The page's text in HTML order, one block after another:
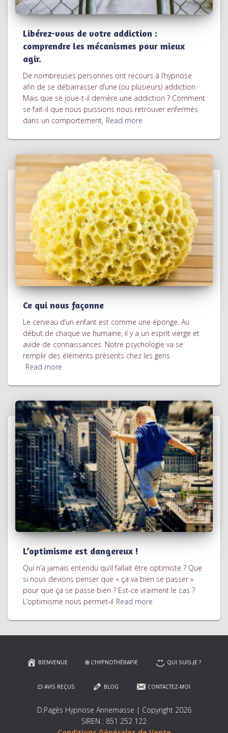
Libérez-vous de votre addiction :
comprendre les mécanismes pour mieux
agir.
De nombreuses personnes ont recours à l’hypnose
afin de se débarrasser d’une (ou plusieurs) addiction.
Mais que se joue-t-il derrière une addiction ? Comment
se fait-il que nous puissions nous retrouver enfermés
dans un comportement, Read more
Ce qui nous façonne
Le cerveau d’un enfant est comme une éponge. Au
début de chaque vie humaine, il y a un esprit vierge et
avide de connaissances. Notre psychologie va se
remplir des éléments présents chez les gens
Read more
L’optimisme est dangereux !
Qui n’a jamais entendu qu’il fallait être optimiste ? Que
si nous devions penser que « ça va bien se passer »
pour que ça se passe bien ? Est-ce vraiment le cas ?
L’optimisme nous permet-il Read more
BIENVENUE L’HYPNOTHÉRAPIE QUI SUIS-JE ?
AVIS REÇUS BLOG CONTACTEZ-MOI
D.Pagès Hypnose Annemasse | Copyright 2026
SIREN : 851 252 122